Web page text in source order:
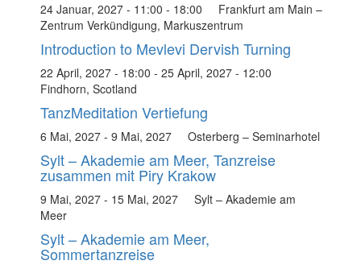
24 Januar, 2027 - 11:00 - 18:00
Frankfurt am Main –
Zentrum Verkündigung, Markuszentrum
Introduction to Mevlevi Dervish Turning
22 April, 2027 - 18:00 - 25 April, 2027 - 12:00
Findhorn, Scotland
TanzMeditation Vertiefung
6 Mai, 2027 - 9 Mai, 2027 Osterberg – Seminarhotel
Sylt – Akademie am Meer, Tanzreise
zusammen mit Piry Krakow
9 Mai, 2027 - 15 Mai, 2027
Sylt – Akademie am
Meer
Sylt – Akademie am Meer,
Sommertanzreise